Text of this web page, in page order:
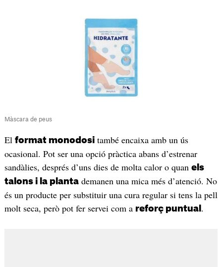
Màscara de peus
El format monodositambé encaixa amb un ús
ocasional. Pot ser una opció pràctica abans d’estrenar
sandàlies, després d’uns dies de molta calor o quan els
talons i la plantademanen una mica més d’atenció. No
és un producte per substituir una cura regular si tens la pell
molt seca, però pot fer servei com a reforç puntual .